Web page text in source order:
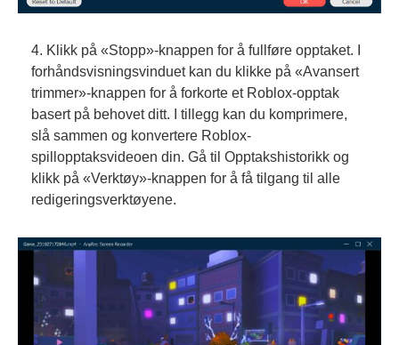
4. Klikk på «Stopp»-knappen for å fullføre opptaket. I
forhåndsvisningsvinduet kan du klikke på «Avansert
trimmer»-knappen for å forkorte et Roblox-opptak
basert på behovet ditt. I tillegg kan du komprimere,
slå sammen og konvertere Roblox-
spillopptaksvideoen din. Gå til Opptakshistorikk og
klikk på «Verktøy»-knappen for å få tilgang til alle
redigeringsverktøyene.